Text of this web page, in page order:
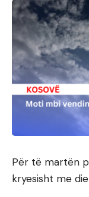
Për të martën
kryesisht me